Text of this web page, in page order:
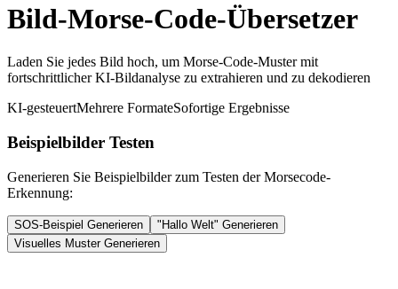
Bild-Morse-Code-Übersetzer
Laden Sie jedes Bild hoch, um Morse-Code-Muster mit
fortschrittlicher KI-Bildanalyse zu extrahieren und zu dekodieren
KI-gesteuertMehrere FormateSofortige Ergebnisse
Beispielbilder Testen
Generieren Sie Beispielbilder zum Testen der Morsecode-
Erkennung:
SOS-Beispiel Generieren
"Hallo Welt" Generieren
Visuelles Muster Generieren